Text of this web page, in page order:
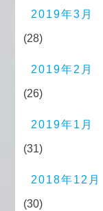
2019年3月
(28)
2019年2月
(26)
2019年1月
(31)
2018年12月
(30)